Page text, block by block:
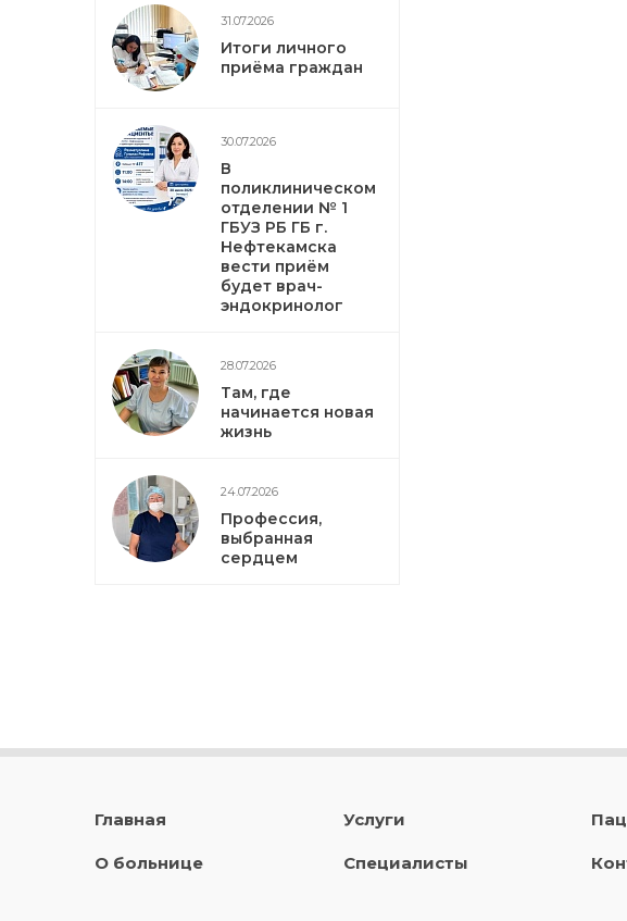
31.07.2026
Итоги личного
приёма граждан
30.07.2026
В
поликлиническом
отделении № 1
ГБУЗ РБ ГБ г.
Нефтекамска
вести приём
будет врач-
эндокринолог
28.07.2026
Там, где
начинается новая
жизнь
24.07.2026
Профессия,
выбранная
сердцем
Главная
О больнице
Услуги
Специалисты